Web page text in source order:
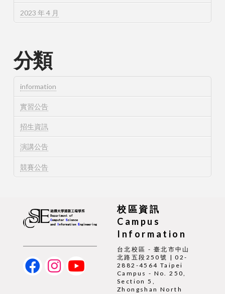
2023 年 4 月
分類
information
實習公告
招生資訊
演講公告
競賽公告
校區資訊
Campus
Information
台北校區 - 臺北市中山
北路五段250號 | 02-
2882-4564 Taipei
Campus - No. 250,
Section 5,
Zhongshan North